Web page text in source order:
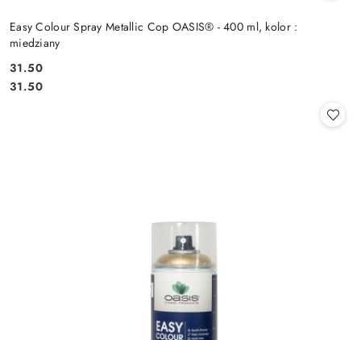
Easy Colour Spray Metallic Cop OASIS® - 400 ml, kolor :
miedziany
Cena:
31.50
Cena:
31.50